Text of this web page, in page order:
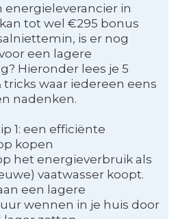
energieleverancier in
tot wel €295 bonus
is er nog
een lagere
Hieronder lees je 5
tricks waar iedereen eens
nadenken.
1: een efficiënte
kopen
het energieverbruik als
vaatwasser koopt.
een lagere
wennen in je huis door